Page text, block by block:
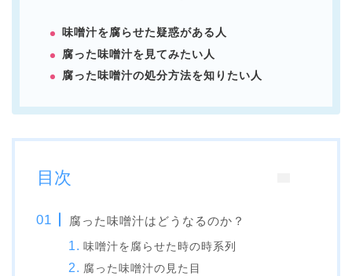
味噌汁を腐らせた疑惑がある人
腐った味噌汁を見てみたい人
腐った味噌汁の処分方法を知りたい人
目次
腐った味噌汁はどうなるのか？
味噌汁を腐らせた時の時系列
腐った味噌汁の見た目